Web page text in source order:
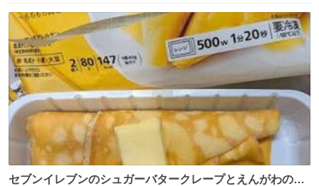
数
数
セブンイレブンのシュガーバタークレープとえんがわの寿